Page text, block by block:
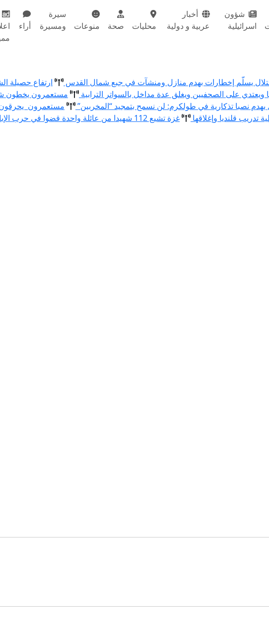
شؤون
اسرائيلية
أخبار
عربية و دولية
محليات صحة منوعات
سيرة
ومسيرة
أراء
يسلّم إخطارات بهدم منازل ومنشآت في جبع شمال القدس
ارتفاع حصيلة
ويعتدي على الصحفيين ويغلق عدة مداخل بالسواتر الترابية
مستعمرون يخطون
يهدم نصبا تذكارية في طولكرم: لن نسمح بتمجيد “المخربين”
مستعمرون يحرقون
تدريب قلنديا وإغلاقها غزة تشيع 112 شهيدا من عائلة واحدة قضوا في حرب الإبادة